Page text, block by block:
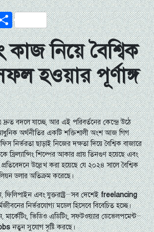
Share
কাজ নিয়ে বৈশ্বিক
হওয়ার পূর্ণাঙ্গ
দ্রুত বদলে যাচ্ছে, আর এই পরিবর্তনের কেন্দ্রে উঠে
অর্থনীতির একটি শক্তিশালী অংশ আজ গিগ
নির্ভরতা ছাড়াই নিজের দক্ষতা দিয়ে বৈশ্বিক বাজারে
শিল্পের আকার প্রায় তিনগুণ হয়েছে এবং
উল্লেখ করা হয়েছে যে ২০২৪ সালে বৈশ্বিক
ডলার অতিক্রম করেছে।
ফিলিপাইন এবং যুক্তরাষ্ট্র—সব দেশেইfreelancing
নির্ভরযোগ্য মডেল হিসেবে বিবেচিত হচ্ছে।
মার্কেটিং, ভিডিও এডিটিং, সফটওয়্যার ডেভেলপমেন্ট—
নতুন সুযোগ সৃষ্টি করছে।